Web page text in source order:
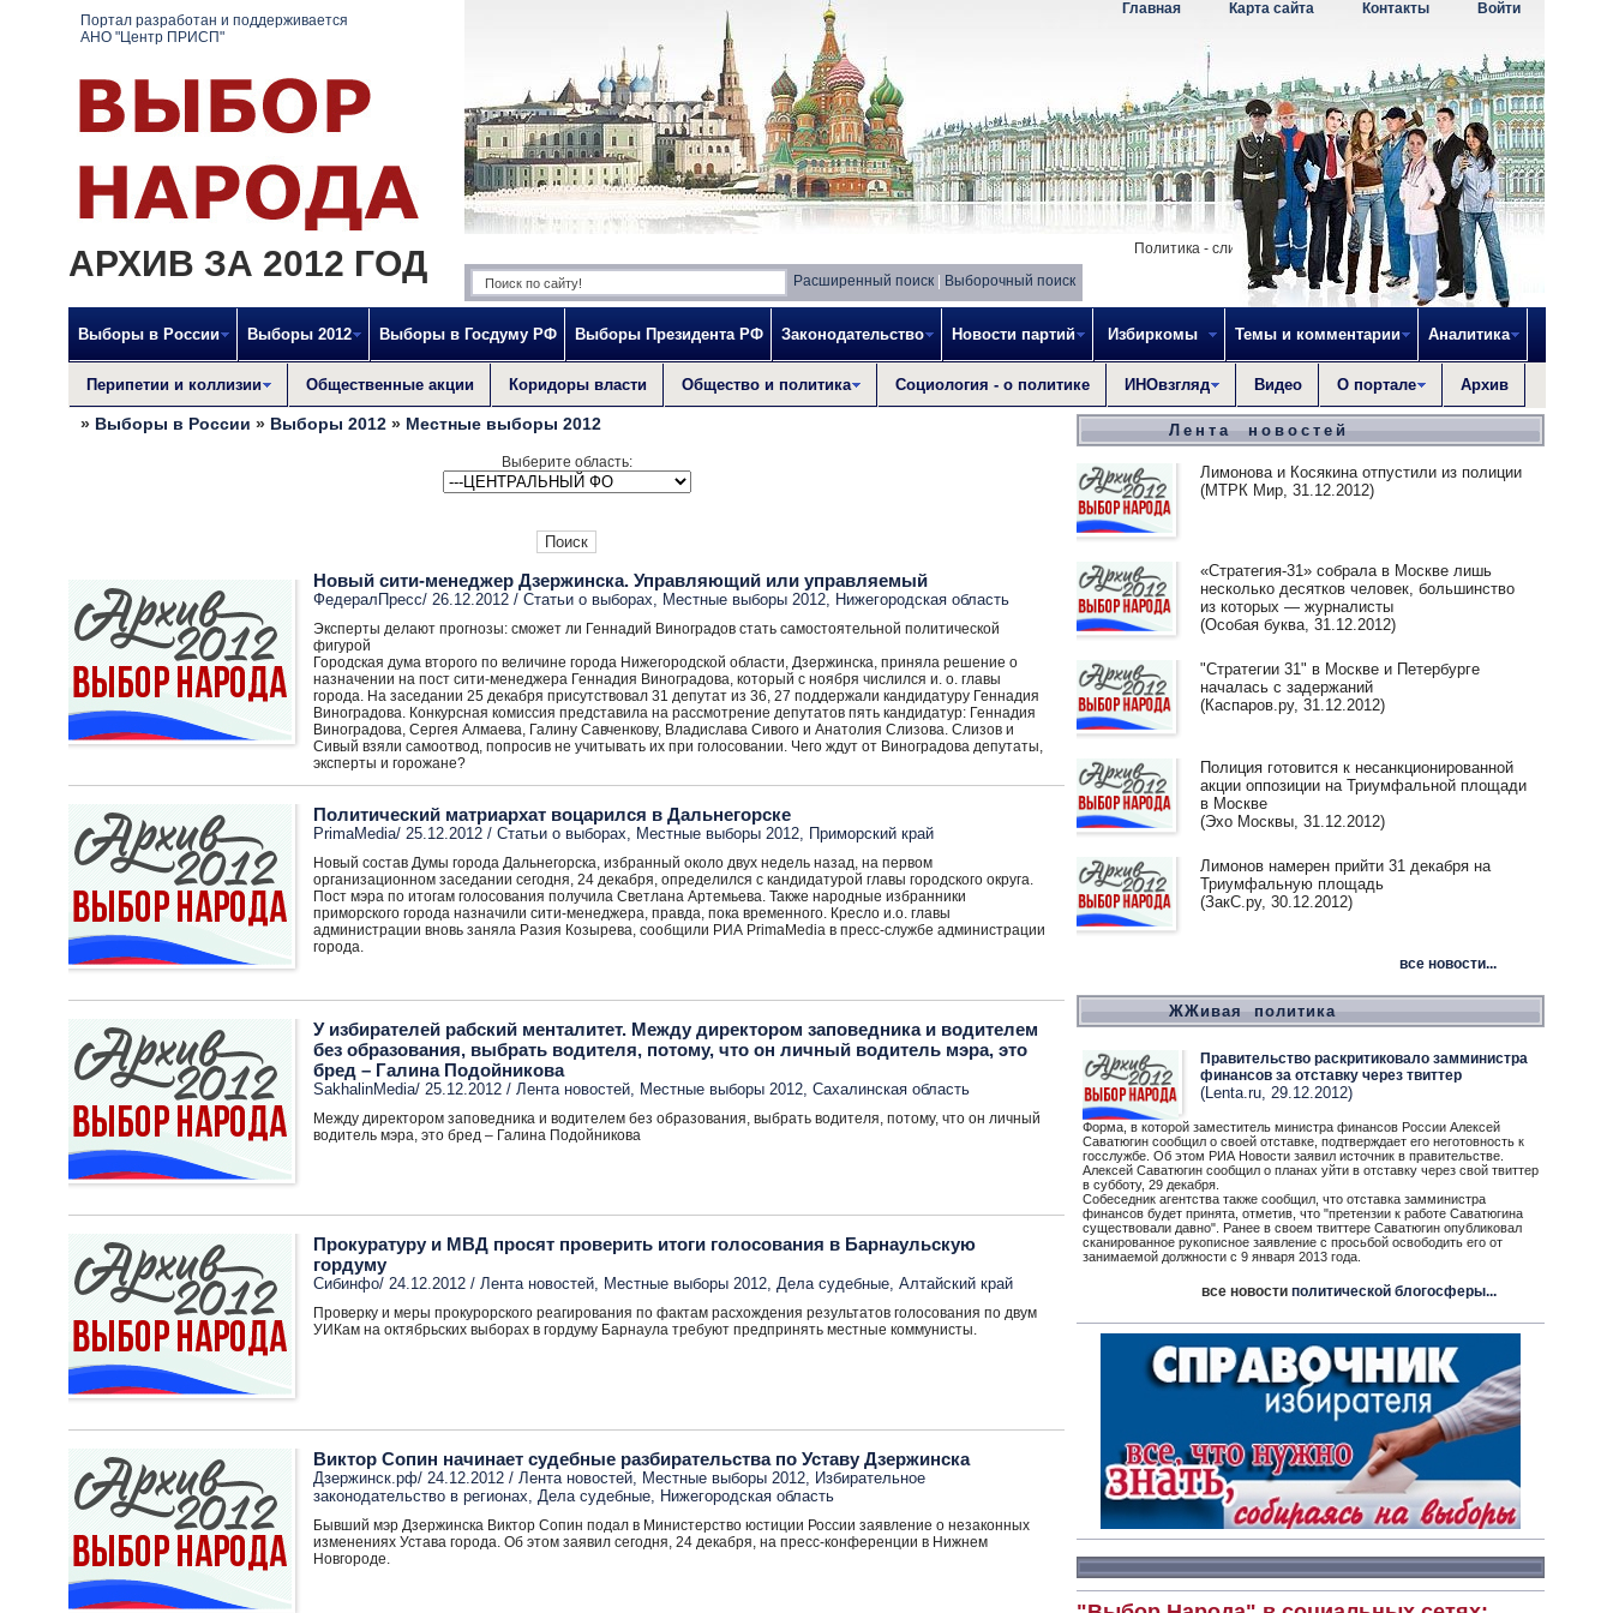
Политика - слишком серьезное дело, чтобы доверять ее политикам. -
Расширенный поиск
Выборочный поиск
Портал разработан и поддерживается
АНО "Центр ПРИСП"
АРХИВ ЗА 2012 ГОД
Войти
Контакты
Карта сайта
Главная
Выборы в России Выборы 2012 Выборы в Госдуму РФ Выборы Президента РФ Законодательство Новости партий Избиркомы Темы и комментарии Аналитика
Перипетии и коллизии Общественные акции Коридоры власти Общество и политика Социология - о политике ИНОвзгляд Видео О портале Архив
» Выборы в России » Выборы 2012 » Местные выборы 2012
Выберите область:
Новый сити-менеджер Дзержинска. Управляющий или управляемый
ФедералПресс/ 26.12.2012 / Статьи о выборах, Местные выборы 2012, Нижегородская область
Эксперты делают прогнозы: сможет ли Геннадий Виноградов стать самостоятельной политической
фигурой
Городская дума второго по величине города Нижегородской области, Дзержинска, приняла решение о
назначении на пост сити-менеджера Геннадия Виноградова, который с ноября числился и. о. главы
города. На заседании 25 декабря присутствовал 31 депутат из 36, 27 поддержали кандидатуру Геннадия
Виноградова. Конкурсная комиссия представила на рассмотрение депутатов пять кандидатур: Геннадия
Виноградова, Сергея Алмаева, Галину Савченкову, Владислава Сивого и Анатолия Слизова. Слизов и
Сивый взяли самоотвод, попросив не учитывать их при голосовании. Чего ждут от Виноградова депутаты,
эксперты и горожане?
Политический матриархат воцарился в Дальнегорске
PrimaMedia/ 25.12.2012 / Статьи о выборах, Местные выборы 2012, Приморский край
Новый состав Думы города Дальнегорска, избранный около двух недель назад, на первом
организационном заседании сегодня, 24 декабря, определился с кандидатурой главы городского округа.
Пост мэра по итогам голосования получила Светлана Артемьева. Также народные избранники
приморского города назначили сити-менеджера, правда, пока временного. Кресло и.о. главы
администрации вновь заняла Разия Козырева, сообщили РИА PrimaMedia в пресс-службе администрации
города.
У избирателей рабский менталитет. Между директором заповедника и водителем
без образования, выбрать водителя, потому, что он личный водитель мэра, это
бред – Галина Подойникова
SakhalinMedia/ 25.12.2012 / Лента новостей, Местные выборы 2012, Сахалинская область
Между директором заповедника и водителем без образования, выбрать водителя, потому, что он личный
водитель мэра, это бред – Галина Подойникова
Прокуратуру и МВД просят проверить итоги голосования в Барнаульскую
гордуму
Сибинфо/ 24.12.2012 / Лента новостей, Местные выборы 2012, Дела судебные, Алтайский край
Проверку и меры прокурорского реагирования по фактам расхождения результатов голосования по двум
УИКам на октябрьских выборах в гордуму Барнаула требуют предпринять местные коммунисты.
Виктор Сопин начинает судебные разбирательства по Уставу Дзержинска
Дзержинск.рф/ 24.12.2012 / Лента новостей, Местные выборы 2012, Избирательное
законодательство в регионах, Дела судебные, Нижегородская область
Бывший мэр Дзержинска Виктор Сопин подал в Министерство юстиции России заявление о незаконных
изменениях Устава города. Об этом заявил сегодня, 24 декабря, на пресс-конференции в Нижнем
Новгороде.
Лента новостей
Лимонова и Косякина отпустили из полиции
(МТРК Мир, 31.12.2012)
«Стратегия-31» собрала в Москве лишь
несколько десятков человек, большинство
из которых — журналисты
(Особая буква, 31.12.2012)
"Стратегии 31" в Москве и Петербурге
началась с задержаний
(Каспаров.ру, 31.12.2012)
Полиция готовится к несанкционированной
акции оппозиции на Триумфальной площади
в Москве
(Эхо Москвы, 31.12.2012)
Лимонов намерен прийти 31 декабря на
Триумфальную площадь
(ЗакС.ру, 30.12.2012)
все новости...
ЖЖивая политика
Правительство раскритиковало замминистра
финансов за отставку через твиттер
(Lenta.ru, 29.12.2012)
Форма, в которой заместитель министра финансов России Алексей
Саватюгин сообщил о своей отставке, подтверждает его неготовность к
госслужбе. Об этом РИА Новости заявил источник в правительстве.
Алексей Саватюгин сообщил о планах уйти в отставку через свой твиттер
в субботу, 29 декабря.
Собеседник агентства также сообщил, что отставка замминистра
финансов будет принята, отметив, что "претензии к работе Саватюгина
существовали давно". Ранее в своем твиттере Саватюгин опубликовал
сканированное рукописное заявление с просьбой освободить его от
занимаемой должности с 9 января 2013 года.
все новости политической блогосферы...